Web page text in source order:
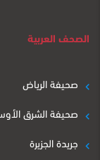
الصحف العربية
صحيفة الرياض
صحيفة الشرق
جريدة الجزيرة